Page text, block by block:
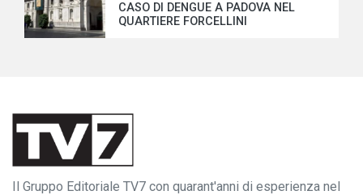
CASO DI DENGUE A PADOVA NEL
QUARTIERE FORCELLINI
Il Gruppo Editoriale TV7 con quarant'anni di esperienza nel